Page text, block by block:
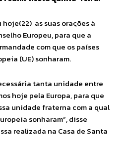
as suas orações à
Europeu, para que a
com que os países
(UE) sonharam.
tanta unidade entre
hoje pela Europa, para que
unidade fraterna com a qual
sonharam”, disse
realizada na Casa de Santa